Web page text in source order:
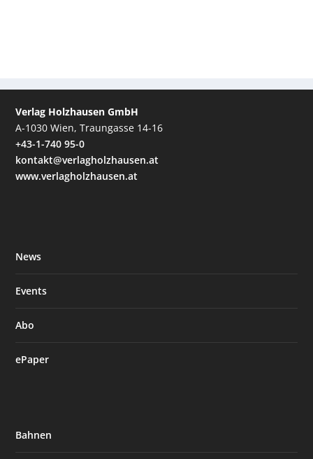
Verlag Holzhausen GmbH
A-1030 Wien, Traungasse 14-16
+43-1-740 95-0
kontakt@verlagholzhausen.at
www.verlagholzhausen.at
News
Events
Abo
ePaper
Bahnen